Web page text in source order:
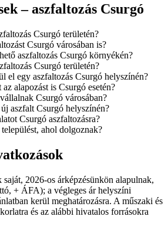
– aszfaltozás Csurgó
Csurgó területén?
Csurgó városában is?
aszfaltozás Csurgó környékén?
Csurgó területén?
el egy aszfaltozás Csurgó helyszínén?
alapozást is Csurgó esetén?
Csurgó városában?
aszfalt Csurgó helyszínén?
Csurgó aszfaltozásra?
ahol dolgoznak?
2026-os árképzésünkön alapulnak,
+ ÁFA); a végleges ár helyszíni
kerül meghatározásra. A műszaki és
és az alábbi hivatalos forrásokra